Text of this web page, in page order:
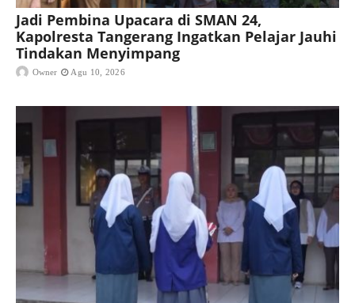
Jadi Pembina Upacara di SMAN 24,
Kapolresta Tangerang Ingatkan Pelajar Jauhi
Tindakan Menyimpang
Owner Agu 10, 2026